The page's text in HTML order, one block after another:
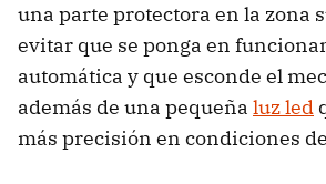
una parte protectora en la zona
evitar que se ponga en
automática y que esconde el
además de una pequeña luz led
más precisión en condiciones